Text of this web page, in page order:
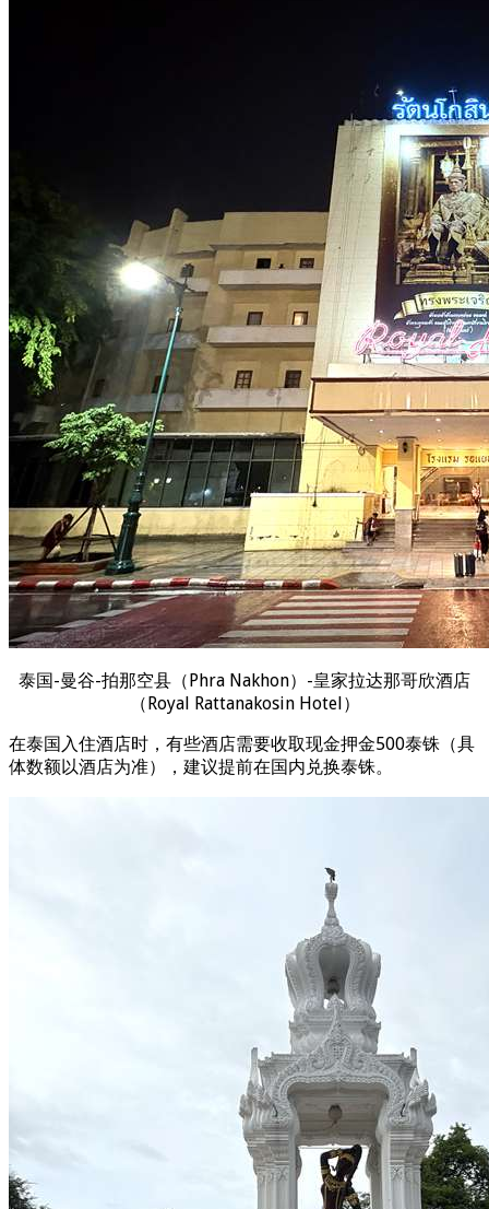
泰国-曼谷-拍那空县（Phra Nakhon）-皇家拉达那哥欣酒店
（Royal Rattanakosin Hotel）
在泰国入住酒店时，有些酒店需要收取现金押金500泰铢（具
体数额以酒店为准），建议提前在国内兑换泰铢。